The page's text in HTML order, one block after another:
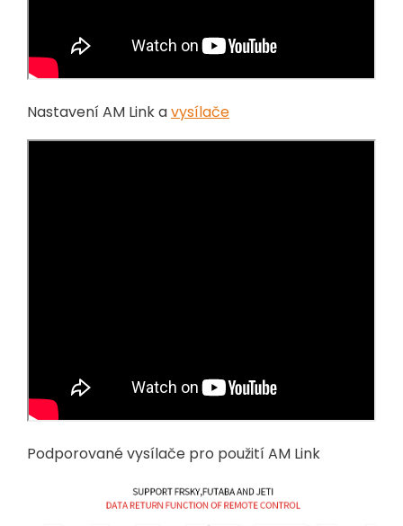
Nastavení AM Link avysílače
Podporované vysílače pro použití AM Link